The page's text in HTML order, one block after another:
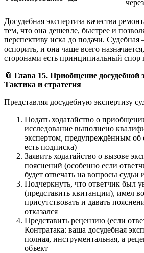
Досудебная экспертиза качества
тем, что она дешевле, быстрее и
перспективу иска до подачи.
оспорить, и она чаще всего
сторонами есть принципиальный спор
📎 Глава 15. Приобщение досудебной
Тактика и стратегия
Представляя досудебную экспертизу
Подать ходатайство о
исследование выполнено
экспертом, предупреждённым об
есть подписка)
Заявить ходатайство о вызове
пояснений (особенно если
будет отвечать на вопросы судьи
Подчеркнуть, что ответчик был
(представить квитанции), имел
присутствовать и давать
отказался
Представить рецензию (если
Контратака: ваша досудебная
полная, инструментальная, а
объект